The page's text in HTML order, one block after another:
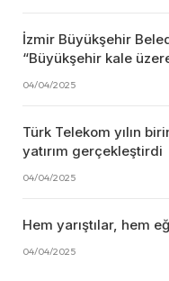
İzmir Büyükşehir
“Büyükşehir kale
04/04/2025
Türk Telekom yılın
yatırım gerçekleştirdi
04/04/2025
Hem yarıştılar, hem
04/04/2025